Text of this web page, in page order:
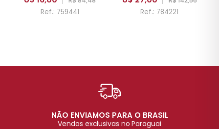
Ref.: 759441 Ref.: 784221
NÃO ENVIAMOS PARA O BRASIL
Vendas exclusivas no Paraguai